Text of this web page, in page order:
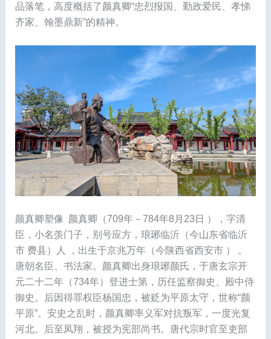
品落笔，高度概括了颜真卿“忠烈报国、勤政爱民、孝悌
齐家、翰墨鼎新”的精神。
颜真卿塑像 颜真卿（709年－784年8月23日 ），字清
臣，小名羡门子，别号应方，琅琊临沂（今山东省临沂
市 费县）人 ，出生于京兆万年（今陕西省西安市 ） 。
唐朝名臣、书法家。颜真卿出身琅琊颜氏，于唐玄宗开
元二十二年（734年）登进士第，历任监察御史、殿中侍
御史。后因得罪权臣杨国忠，被贬为平原太守，世称“颜
平原”。安史之乱时，颜真卿率义军对抗叛军，一度光复
河北。后至凤翔，被授为宪部尚书。唐代宗时官至吏部